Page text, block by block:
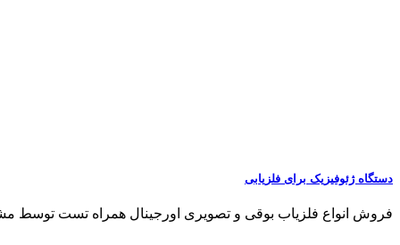
دستگاه ژئوفیزیک برای فلزیابی
فروش انواع فلزیاب بوقی و تصویری اورجینال همراه تست توسط مشتری